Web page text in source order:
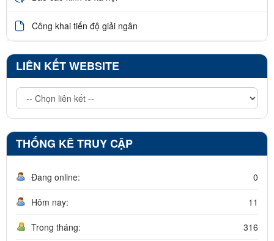
Công khai tiến độ giải ngân
LIÊN KẾT WEBSITE
THỐNG KÊ TRUY CẬP
Đang online: 0
Hôm nay: 11
Trong tháng: 316